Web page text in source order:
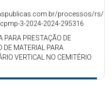
processos/rs/
3-2024-2024-295316
PARA PRESTAÇÃO DE
DE MATERIAL PARA
VERTICAL NO CEMITÉRIO